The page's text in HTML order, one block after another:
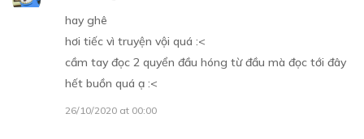
hay ghê
hơi tiếc vì truyện vội quá :<
cầm tay đọc 2 quyển đầu hóng từ đầu mà đọc tới đây
hết buồn quá ạ :<
26/10/2020 at 00:00